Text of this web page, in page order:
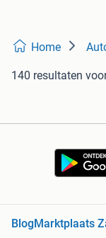
Home
140 resultaten
Blog Marktplaats